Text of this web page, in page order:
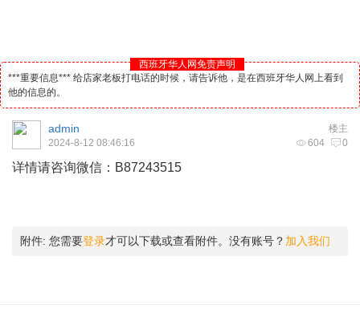
西班牙华人网免责声明
***重要信息*** 给店家老板打电话的时候，请告诉他，是在西班牙华人网上看到
他的信息的。
楼主
admin
604 0
2024-8-12 08:46:16
详情请咨询微信：B87243515
附件: 您需要登录才可以下载或查看附件。没有账号？ 加入我们